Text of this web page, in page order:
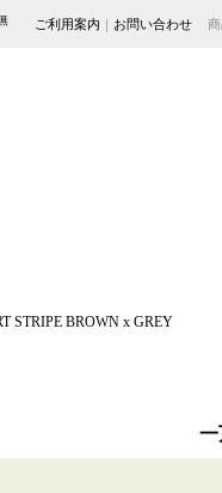
ご利用案内 ｜ お問い合わせ
STRIPE BROWN x GREY
一